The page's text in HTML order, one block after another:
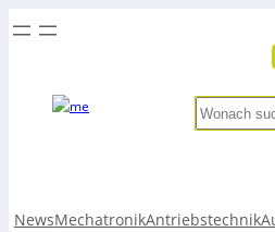
Search
NewsMechatronikAntriebstechnik